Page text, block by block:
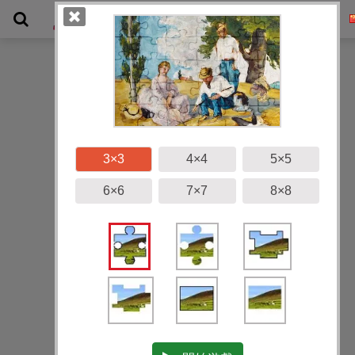
畫廊
3×3 4×4 5×5
6×6 7×7 8×8